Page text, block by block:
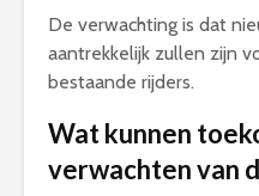
De verwachting is dat
aantrekkelijk zullen zijn
bestaande rijders.
Wat kunnen
verwachten van